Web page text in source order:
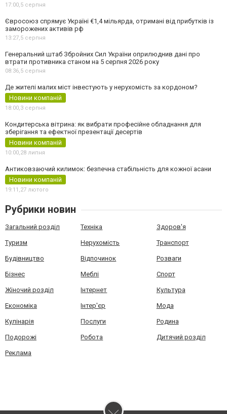
17:00,5 серпня
Євросоюз спрямує Україні €1,4 мільярда, отримані від прибутків із
заморожених активів рф
13:27,5 серпня
Генеральний штаб Збройних Сил України оприлюднив дані про
втрати противника станом на 5 серпня 2026 року
08:36,5 серпня
Де жителі малих міст інвестують у нерухомість за кордоном?
Новини компаній
18:00,3 серпня
Кондитерська вітрина: як вибрати професійне обладнання для
зберігання та ефектної презентації десертів
Новини компаній
10:00,28 липня
Антиковзаючий килимок: безпечна стабільність для кожної асани
Новини компаній
19:11,27 лютого
Рубрики новин
Загальний розділ Техніка Здоров'я
Туризм Нерухомість Транспорт
Будівництво Відпочинок Розваги
Бізнес Меблі Спорт
Жіночий розділ Інтернет Культура
Економіка Інтер'єр Мода
Кулінарія Послуги Родина
Подорожі Робота Дитячий розділ
Реклама